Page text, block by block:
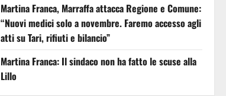
Martina Franca, Marraffa attacca Regione e Comune:
“Nuovi medici solo a novembre. Faremo accesso agli
atti su Tari, rifiuti e bilancio”
Martina Franca: Il sindaco non ha fatto le scuse alla
Lillo